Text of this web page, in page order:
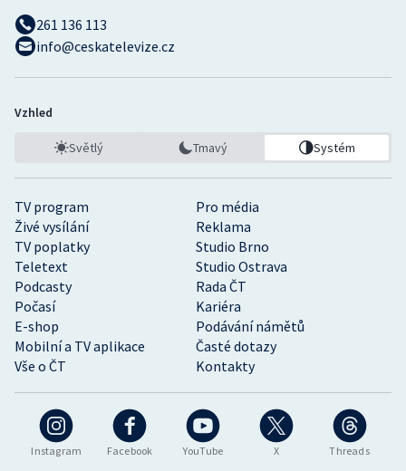
Instagram Facebook YouTube X Threads
TV program
Pro média
Živé vysílání
Reklama
TV poplatky
Studio Brno
Teletext
Studio Ostrava
Podcasty
Rada ČT
Počasí
Kariéra
E-shop
Podávání námětů
Mobilní a TV aplikace
Časté dotazy
Vše o ČT
Kontakty
261 136 113
info@ceskatelevize.cz
Vzhled
Světlý Tmavý Systém